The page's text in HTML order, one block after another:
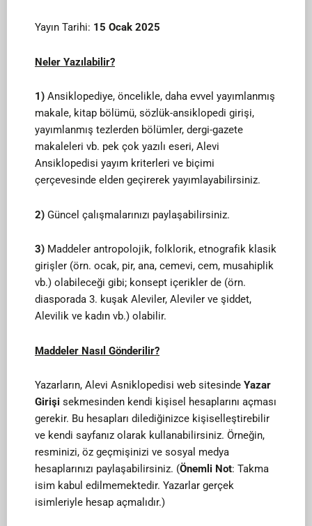
Yayın Tarihi: 15 Ocak 2025
Neler Yazılabilir?
1) Ansiklopediye, öncelikle, daha evvel yayımlanmış
makale, kitap bölümü, sözlük-ansiklopedi girişi,
yayımlanmış tezlerden bölümler, dergi-gazete
makaleleri vb. pek çok yazılı eseri, Alevi
Ansiklopedisi yayım kriterleri ve biçimi
çerçevesinde elden geçirerek yayımlayabilirsiniz.
2) Güncel çalışmalarınızı paylaşabilirsiniz.
3) Maddeler antropolojik, folklorik, etnografik klasik
girişler (örn. ocak, pir, ana, cemevi, cem, musahiplik
vb.) olabileceği gibi; konsept içerikler de (örn.
diasporada 3. kuşak Aleviler, Aleviler ve şiddet,
Alevilik ve kadın vb.) olabilir.
Maddeler Nasıl Gönderilir?
Yazarların, Alevi Asniklopedisi web sitesinde Yazar
Girişi sekmesinden kendi kişisel hesaplarını açması
gerekir. Bu hesapları dilediğinizce kişiselleştirebilir
ve kendi sayfanız olarak kullanabilirsiniz. Örneğin,
resminizi, öz geçmişinizi ve sosyal medya
hesaplarınızı paylaşabilirsiniz. (Önemli Not: Takma
isim kabul edilmemektedir. Yazarlar gerçek
isimleriyle hesap açmalıdır.)